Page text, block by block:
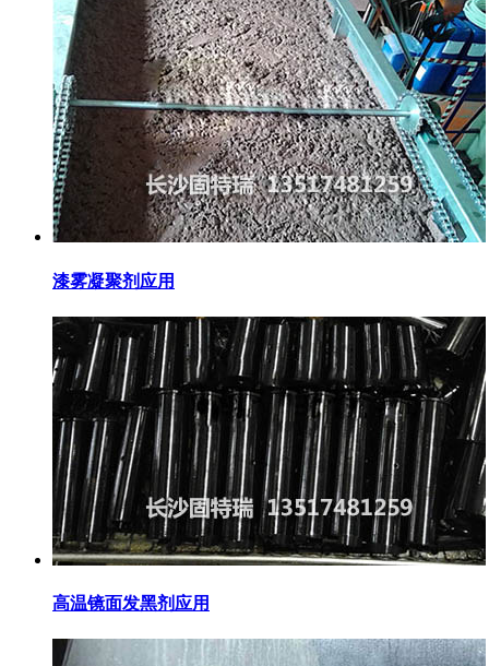
漆雾凝聚剂应用
高温镜面发黑剂应用